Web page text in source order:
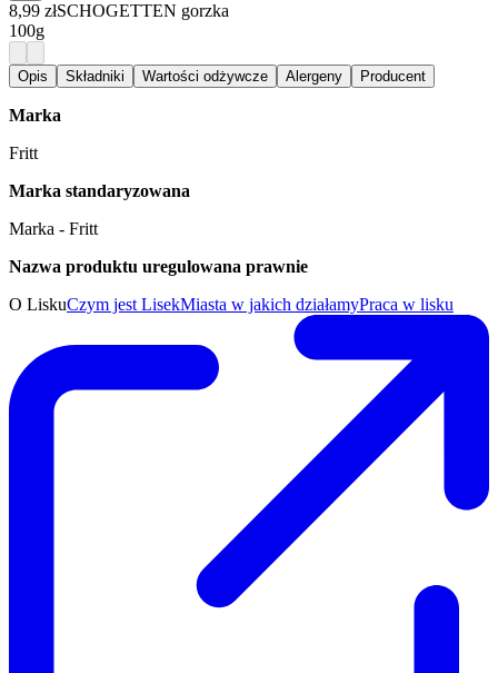
8,99 złSCHOGETTEN gorzka
100g
Opis Składniki Wartości odżywcze Alergeny Producent
Marka
Fritt
Marka standaryzowana
Marka - Fritt
Nazwa produktu uregulowana prawnie
O LiskuCzym jest LisekMiasta w jakich działamyPraca w lisku